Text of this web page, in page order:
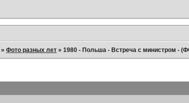
»Фото разных лет »1980 - Польша - Встреча с министром -